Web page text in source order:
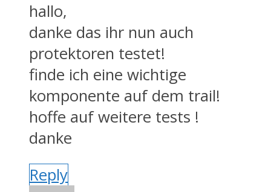
hallo,
danke das ihr nun auch
protektoren testet!
finde ich eine wichtige
komponente auf dem trail!
hoffe auf weitere tests !
danke
Reply